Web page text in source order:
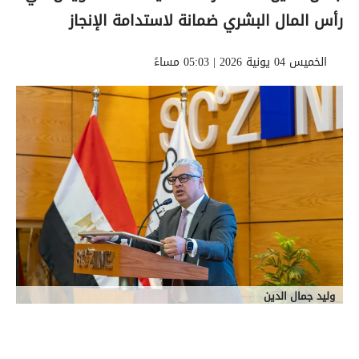
رأس المال البشري ضمانة لاستدامة الإنجاز
الخميس 04 يونية 2026 | 05:03 مساءً
وليد جمال الدين